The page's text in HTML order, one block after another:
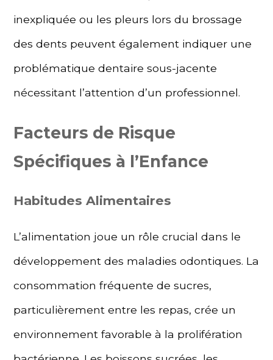
inexpliquée ou les pleurs lors du brossage
des dents peuvent également indiquer une
problématique dentaire sous-jacente
nécessitant l’attention d’un professionnel.
Facteurs de Risque
Spécifiques à l’Enfance
Habitudes Alimentaires
L’alimentation joue un rôle crucial dans le
développement des maladies odontiques. La
consommation fréquente de sucres,
particulièrement entre les repas, crée un
environnement favorable à la prolifération